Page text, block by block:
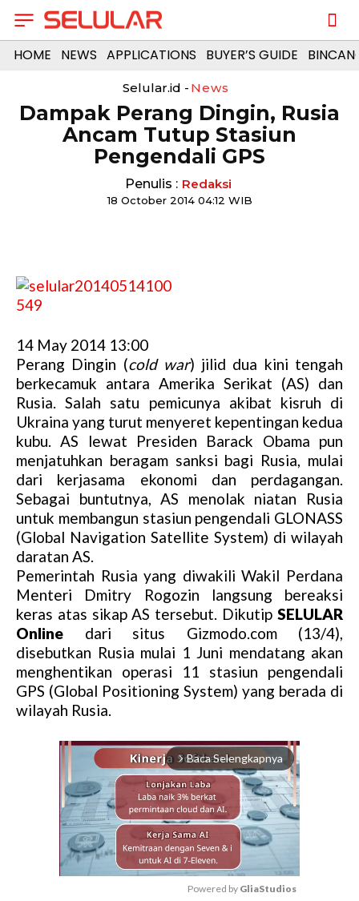
HOME NEWS APPLICATIONS BUYER’S GUIDE
Selular.id - News
Dampak Perang Dingin, Rusia
Ancam Tutup Stasiun
Pengendali GPS
Penulis : Redaksi
18 October 2014 04:12 WIB
14 May 2014 13:00
Perang Dingin (cold war) jilid dua kini tengah
berkecamuk antara Amerika Serikat (AS) dan
Rusia. Salah satu pemicunya akibat kisruh di
Ukraina yang turut menyeret kepentingan kedua
kubu. AS lewat Presiden Barack Obama pun
menjatuhkan beragam sanksi bagi Rusia, mulai
dari kerjasama ekonomi dan perdagangan.
Sebagai buntutnya, AS menolak niatan Rusia
untuk membangun stasiun pengendali GLONASS
(Global Navigation Satellite System) di wilayah
daratan AS.
Pemerintah Rusia yang diwakili Wakil Perdana
Menteri Dmitry Rogozin langsung bereaksi
keras atas sikap AS tersebut. Dikutip SELULAR
Online dari situs Gizmodo.com (13/4),
disebutkan Rusia mulai 1 Juni mendatang akan
menghentikan operasi 11 stasiun pengendali
GPS (Global Positioning System) yang berada di
wilayah Rusia.
arrow_forward_ios Baca Selengkapnya
Powered by GliaStudios